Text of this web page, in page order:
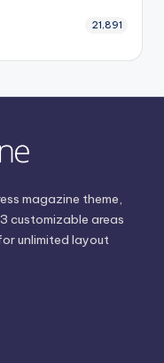
21,891
magazine theme,
customizable areas
unlimited layout